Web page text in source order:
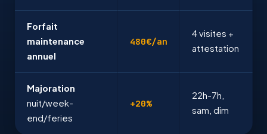
Forfait
maintenance
annuel
480€/an
4 visites +
attestation
Majoration
nuit/week-
end/feries
+20%
22h-7h,
sam, dim